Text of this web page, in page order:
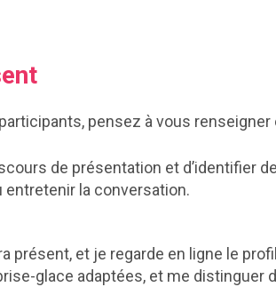
pensez à vous
de présentation et d’identifier
la conversation.
présent, et je regarde en ligne le
glace adaptées, et me distinguer